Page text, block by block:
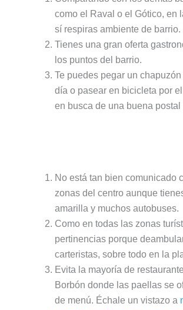
como el Raval o el Gótico, en
sí respiras ambiente de barrio.
Tienes una gran oferta
los puntos del barrio.
Te puedes pegar un
día o pasear en bicicleta por
en busca de una buena postal
No está tan bien comunicado
zonas del centro aunque
amarilla y muchos autobuses.
Como en todas las zonas
pertinencias porque
carteristas, sobre todo en la
Evita la mayoría de
Borbón donde las paellas se
de menú. Échale un vistazo a